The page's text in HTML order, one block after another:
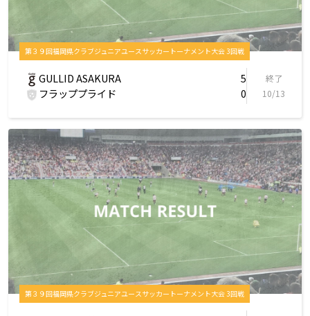
第３９回福岡県クラブジュニアユースサッカートーナメント大会 3回戦
GULLID ASAKURA 5
フラッププライド 0
終了
10/13
第３９回福岡県クラブジュニアユースサッカートーナメント大会 3回戦